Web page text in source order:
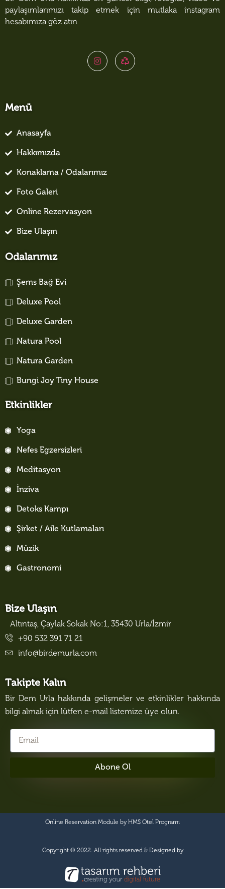
paylaşımlarımızı takip etmek için mutlaka instagram
hesabımıza göz atın
Menü
Anasayfa
Hakkımızda
Konaklama / Odalarımız
Foto Galeri
Online Rezervasyon
Bize Ulaşın
Odalarımız
Şems Bağ Evi
Deluxe Pool
Deluxe Garden
Natura Pool
Natura Garden
Bungi Joy Tiny House
Etkinlikler
Yoga
Nefes Egzersizleri
Meditasyon
İnziva
Detoks Kampı
Şirket / Aile Kutlamaları
Müzik
Gastronomi
Bize Ulaşın
Altıntaş, Çaylak Sokak No:1, 35430 Urla/İzmir
+90 532 391 71 21
info@birdemurla.com
Takipte Kalın
Bir Dem Urla hakkında gelişmeler ve etkinlikler hakkında
bilgi almak için lütfen e-mail listemize üye olun.
Abone Ol
Online Reservation Module by HMS Otel Programı
Copyright © 2022. All rights reserved & Designed by